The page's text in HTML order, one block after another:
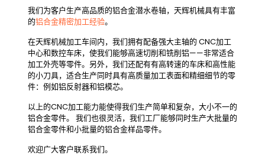
我们为客户生产高品质的铝合金潜水卷轴，天辉机械具有丰富
的铝合金精密加工经验。
在天辉机械加工车间内，我们拥有配备强大主轴的 CNC加工
中心和数控车床，使我们能够高速切削和铣削铝——非常适合
加工外壳等零件。另外，我们还配有有高转速的车床和高性能
的小刀具，适合生产同时具有高质量加工表面和精细细节的零
件：例如铝反射器和铝模芯。
以上的CNC加工能力能使得我们生产简单和复杂，大小不一的
铝合金零件。 我们也很灵活，我们工厂能够同时生产大批量的
铝合金零件和小批量的铝合金样品零件。
欢迎广大客户联系我们。